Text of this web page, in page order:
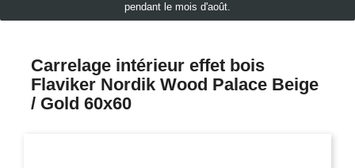
pendant le mois d'août.
Carrelage intérieur effet bois
Flaviker Nordik Wood Palace Beige
/ Gold 60x60